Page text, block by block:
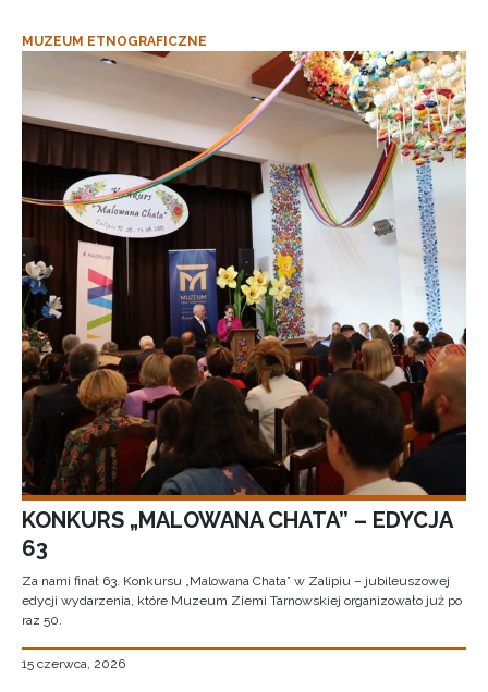
MUZEUM ETNOGRAFICZNE
KONKURS „MALOWANA CHATA” – EDYCJA
63
Za nami finał 63. Konkursu „Malowana Chata” w Zalipiu – jubileuszowej
edycji wydarzenia, które Muzeum Ziemi Tarnowskiej organizowało już po
raz 50.
15 czerwca, 2026